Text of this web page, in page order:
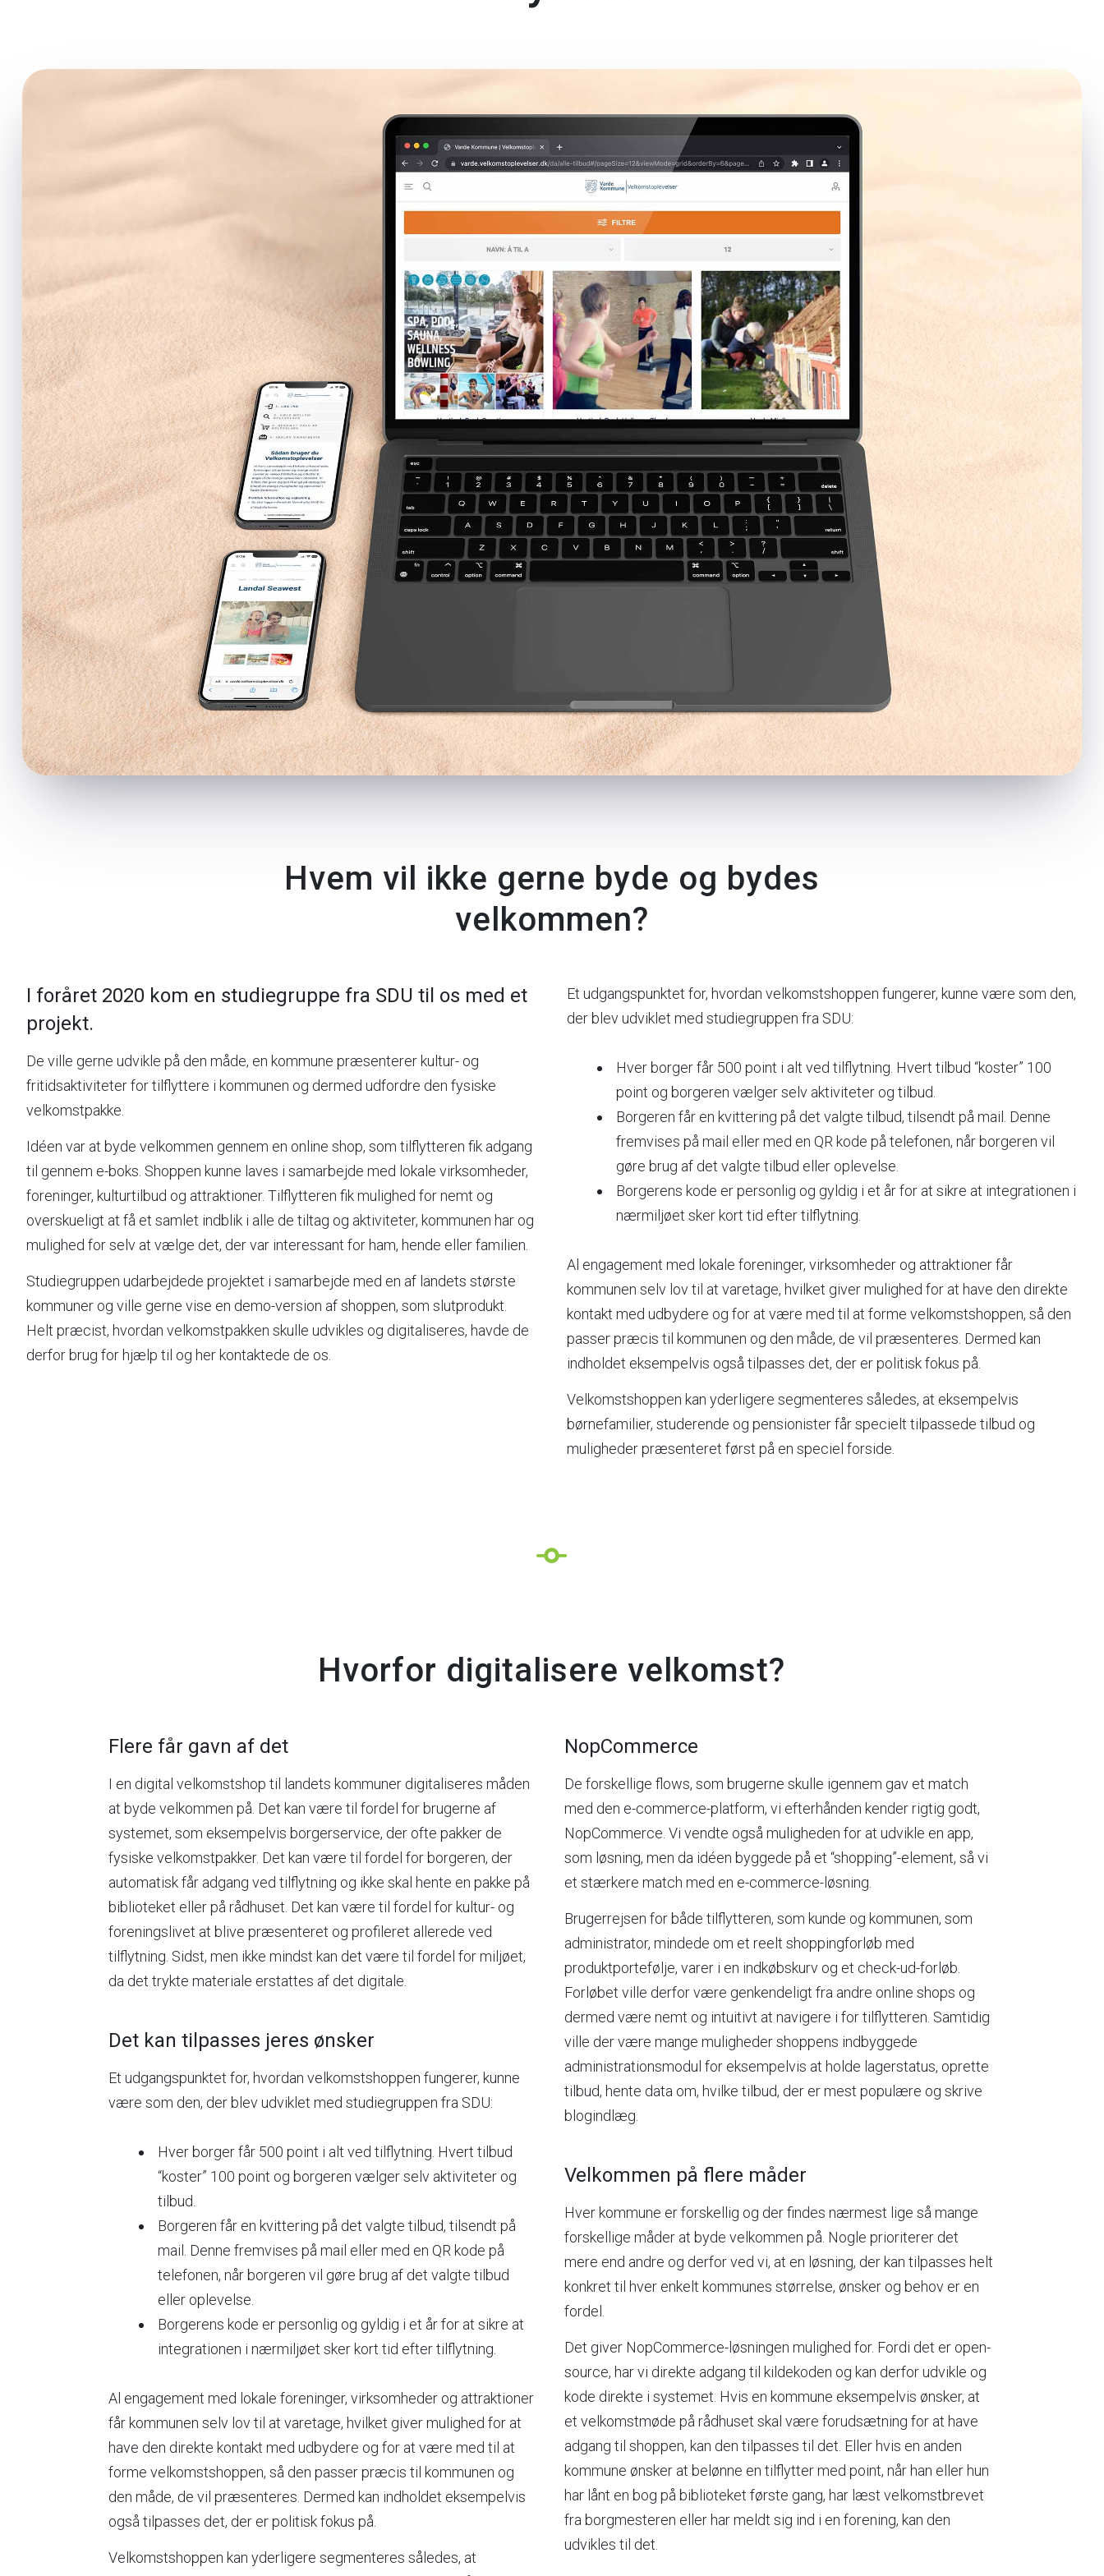
Hvem vil ikke gerne byde og bydes
velkommen?
I foråret 2020 kom en studiegruppe fra SDU til os med et
projekt.
De ville gerne udvikle på den måde, en kommune præsenterer kultur- og
fritidsaktiviteter for tilflyttere i kommunen og dermed udfordre den fysiske
velkomstpakke.
Idéen var at byde velkommen gennem en online shop, som tilflytteren fik adgang
til gennem e-boks. Shoppen kunne laves i samarbejde med lokale virksomheder,
foreninger, kulturtilbud og attraktioner. Tilflytteren fik mulighed for nemt og
overskueligt at få et samlet indblik i alle de tiltag og aktiviteter, kommunen har og
mulighed for selv at vælge det, der var interessant for ham, hende eller familien.
Studiegruppen udarbejdede projektet i samarbejde med en af landets største
kommuner og ville gerne vise en demo-version af shoppen, som slutprodukt.
Helt præcist, hvordan velkomstpakken skulle udvikles og digitaliseres, havde de
derfor brug for hjælp til og her kontaktede de os.
Et udgangspunktet for, hvordan velkomstshoppen fungerer, kunne være som den,
der blev udviklet med studiegruppen fra SDU:
Hver borger får 500 point i alt ved tilflytning. Hvert tilbud “koster” 100
point og borgeren vælger selv aktiviteter og tilbud.
Borgeren får en kvittering på det valgte tilbud, tilsendt på mail. Denne
fremvises på mail eller med en QR kode på telefonen, når borgeren vil
gøre brug af det valgte tilbud eller oplevelse.
Borgerens kode er personlig og gyldig i et år for at sikre at integrationen i
nærmiljøet sker kort tid efter tilflytning.
Al engagement med lokale foreninger, virksomheder og attraktioner får
kommunen selv lov til at varetage, hvilket giver mulighed for at have den direkte
kontakt med udbydere og for at være med til at forme velkomstshoppen, så den
passer præcis til kommunen og den måde, de vil præsenteres. Dermed kan
indholdet eksempelvis også tilpasses det, der er politisk fokus på.
Velkomstshoppen kan yderligere segmenteres således, at eksempelvis
børnefamilier, studerende og pensionister får specielt tilpassede tilbud og
muligheder præsenteret først på en speciel forside.
Hvorfor digitalisere velkomst?
Flere får gavn af det
I en digital velkomstshop til landets kommuner digitaliseres måden
at byde velkommen på. Det kan være til fordel for brugerne af
systemet, som eksempelvis borgerservice, der ofte pakker de
fysiske velkomstpakker. Det kan være til fordel for borgeren, der
automatisk får adgang ved tilflytning og ikke skal hente en pakke på
biblioteket eller på rådhuset. Det kan være til fordel for kultur- og
foreningslivet at blive præsenteret og profileret allerede ved
tilflytning. Sidst, men ikke mindst kan det være til fordel for miljøet,
da det trykte materiale erstattes af det digitale.
Det kan tilpasses jeres ønsker
Et udgangspunktet for, hvordan velkomstshoppen fungerer, kunne
være som den, der blev udviklet med studiegruppen fra SDU:
Hver borger får 500 point i alt ved tilflytning. Hvert tilbud
“koster” 100 point og borgeren vælger selv aktiviteter og
tilbud.
Borgeren får en kvittering på det valgte tilbud, tilsendt på
mail. Denne fremvises på mail eller med en QR kode på
telefonen, når borgeren vil gøre brug af det valgte tilbud
eller oplevelse.
Borgerens kode er personlig og gyldig i et år for at sikre at
integrationen i nærmiljøet sker kort tid efter tilflytning.
Al engagement med lokale foreninger, virksomheder og attraktioner
får kommunen selv lov til at varetage, hvilket giver mulighed for at
have den direkte kontakt med udbydere og for at være med til at
forme velkomstshoppen, så den passer præcis til kommunen og
den måde, de vil præsenteres. Dermed kan indholdet eksempelvis
også tilpasses det, der er politisk fokus på.
Velkomstshoppen kan yderligere segmenteres således, at
NopCommerce
De forskellige flows, som brugerne skulle igennem gav et match
med den e-commerce-platform, vi efterhånden kender rigtig godt,
NopCommerce. Vi vendte også muligheden for at udvikle en app,
som løsning, men da idéen byggede på et “shopping”-element, så vi
et stærkere match med en e-commerce-løsning.
Brugerrejsen for både tilflytteren, som kunde og kommunen, som
administrator, mindede om et reelt shoppingforløb med
produktportefølje, varer i en indkøbskurv og et check-ud-forløb.
Forløbet ville derfor være genkendeligt fra andre online shops og
dermed være nemt og intuitivt at navigere i for tilflytteren. Samtidig
ville der være mange muligheder shoppens indbyggede
administrationsmodul for eksempelvis at holde lagerstatus, oprette
tilbud, hente data om, hvilke tilbud, der er mest populære og skrive
blogindlæg.
Velkommen på flere måder
Hver kommune er forskellig og der findes nærmest lige så mange
forskellige måder at byde velkommen på. Nogle prioriterer det
mere end andre og derfor ved vi, at en løsning, der kan tilpasses helt
konkret til hver enkelt kommunes størrelse, ønsker og behov er en
fordel.
Det giver NopCommerce-løsningen mulighed for. Fordi det er open-
source, har vi direkte adgang til kildekoden og kan derfor udvikle og
kode direkte i systemet. Hvis en kommune eksempelvis ønsker, at
et velkomstmøde på rådhuset skal være forudsætning for at have
adgang til shoppen, kan den tilpasses til det. Eller hvis en anden
kommune ønsker at belønne en tilflytter med point, når han eller hun
har lånt en bog på biblioteket første gang, har læst velkomstbrevet
fra borgmesteren eller har meldt sig ind i en forening, kan den
udvikles til det.